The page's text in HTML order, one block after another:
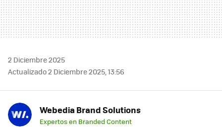
2 Diciembre 2025
Actualizado 2 Diciembre 2025, 13:56
Webedia Brand Solutions
Expertos en Branded Content